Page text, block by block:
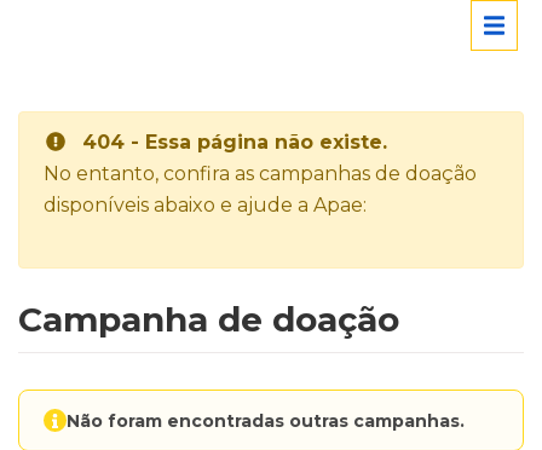
404 - Essa página não existe.
No entanto, confira as campanhas de doação
disponíveis abaixo e ajude a Apae:
Campanha de doação
Não foram encontradas outras campanhas.